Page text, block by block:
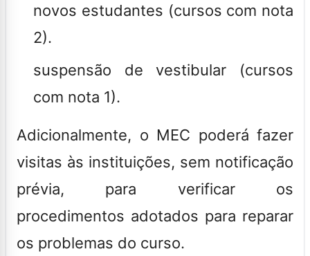
novos estudantes (cursos com nota
2).
suspensão de vestibular (cursos
com nota 1).
Adicionalmente, o MEC poderá fazer
visitas às instituições, sem notificação
prévia, para verificar os
procedimentos adotados para reparar
os problemas do curso.